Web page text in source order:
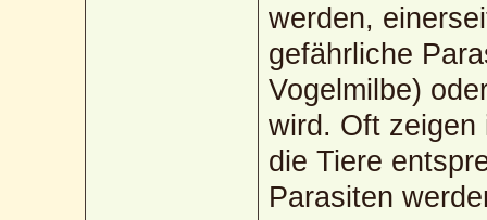
werden,
gefährliche
Vogelmilbe)
wird. Oft zeigen
die Tiere
Parasiten